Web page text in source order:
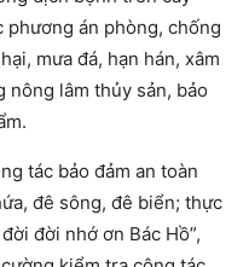
án phòng, chống
mưa đá, hạn hán, xâm
nông lâm thủy sản, bảo
tác bảo đảm an toàn
đê sông, đê biển; thực
đời nhớ ơn Bác Hồ”,